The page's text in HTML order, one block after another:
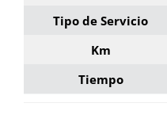
Tipo de Servicio
Km
Tiempo